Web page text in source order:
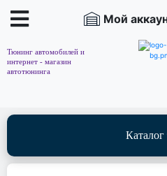
Мой
Тюнинг автомобилей и
интернет - магазин
автотюнинга
Каталог